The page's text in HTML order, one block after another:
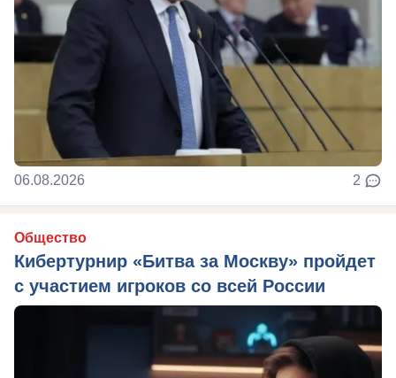
06.08.2026 2
Общество
Кибертурнир «Битва за Москву» пройдет
с участием игроков со всей России